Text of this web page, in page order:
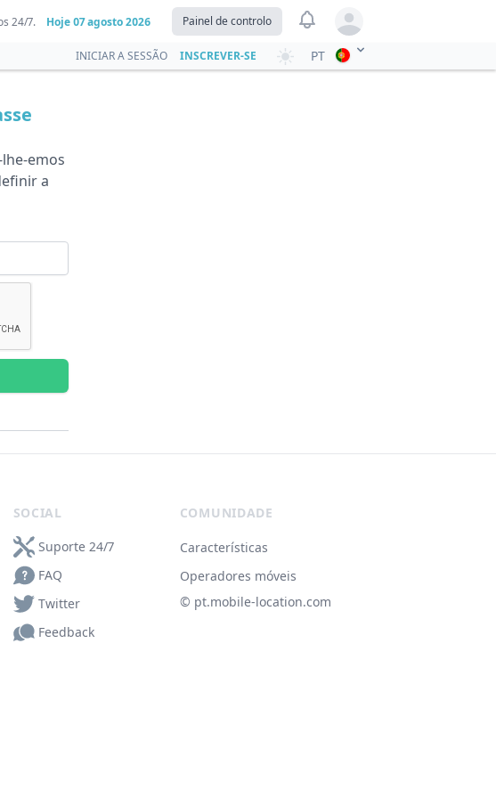
24/7. Hoje07 agosto 2026 Painel de controlo View notifications
Open user menu
INICIAR A SESSÃO INSCREVER-SE PT
emos
a
SOCIAL
Suporte 24/7
FAQ
Twitter
Feedback
COMUNIDADE
Características
Operadores móveis
© ‌pt.mobile-location.com